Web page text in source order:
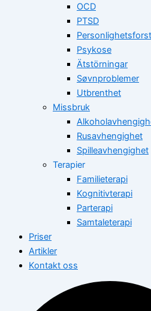
OCD
PTSD
Psykose
Ätstörningar
Søvnproblemer
Utbrenthet
Missbruk
Rusavhengighet
Spilleavhengighet
Terapier
Familieterapi
Kognitivterapi
Parterapi
Samtaleterapi
Priser
Artikler
Kontakt oss